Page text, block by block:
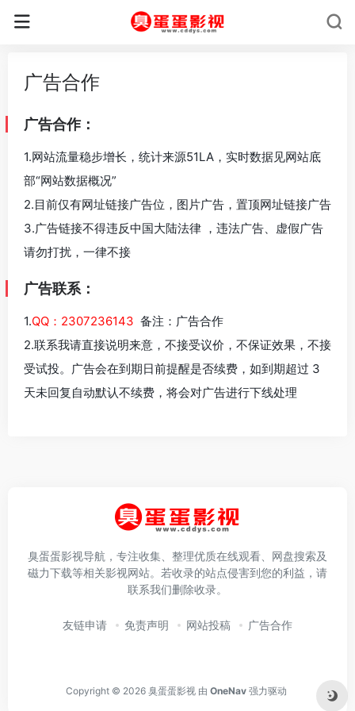
广告合作
广告合作：
1.网站流量稳步增长，统计来源51LA，实时数据见网站底
部“网站数据概况”
2.目前仅有网址链接广告位，图片广告，置顶网址链接广告
3.广告链接不得违反中国大陆法律 ，违法广告、虚假广告
请勿打扰，一律不接
广告联系：
1.QQ：2307236143 备注：广告合作
2.联系我请直接说明来意，不接受议价，不保证效果，不接
受试投。广告会在到期日前提醒是否续费，如到期超过 3
天未回复自动默认不续费，将会对广告进行下线处理
臭蛋蛋影视导航，专注收集、整理优质在线观看、网盘搜索及
磁力下载等相关影视网站。若收录的站点侵害到您的利益，请
联系我们删除收录。
友链申请 免责声明 网站投稿 广告合作
Copyright © 2026 臭蛋蛋影视 由 OneNav 强力驱动